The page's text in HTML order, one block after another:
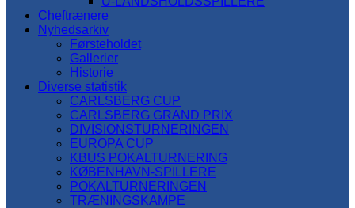
Cheftrænere
Nyhedsarkiv
Førsteholdet
Gallerier
Historie
Diverse statistik
CARLSBERG CUP
CARLSBERG GRAND PRIX
DIVISIONSTURNERINGEN
EUROPA CUP
KBUS POKALTURNERING
KØBENHAVN-SPILLERE
POKALTURNERINGEN
TRÆNINGSKAMPE